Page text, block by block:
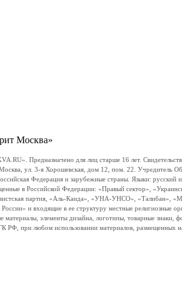
Москва»
Предназначено для лиц старше 16 лет.
ул. 3-я Хорошевская, дом 12, пом. 22.
Федерация и зарубежные страны. Языки:
в Российской Федерации: «Правый сектор»,
партия, «Аль-Каида», «УНА-УНСО», «Талибан»,
и входящие в ее структуру местные религиозные
элементы дизайна, логотипы, товарные
РФ, при любом использовании материалов, размещенных